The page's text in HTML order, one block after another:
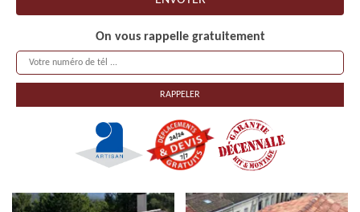
On vous rappelle gratuitement